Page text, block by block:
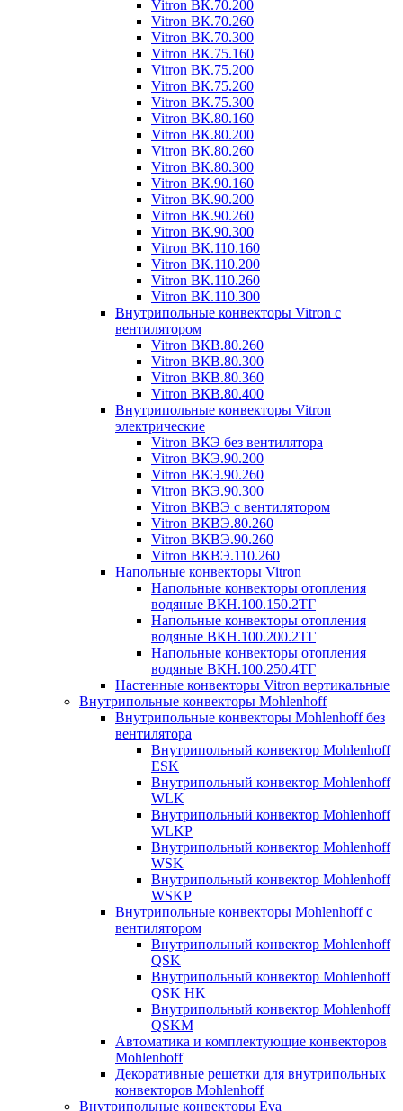
Vitron ВК.70.200
Vitron ВК.70.260
Vitron ВК.70.300
Vitron ВК.75.160
Vitron ВК.75.200
Vitron ВК.75.260
Vitron ВК.75.300
Vitron ВК.80.160
Vitron ВК.80.200
Vitron ВК.80.260
Vitron ВК.80.300
Vitron ВК.90.160
Vitron ВК.90.200
Vitron ВК.90.260
Vitron ВК.90.300
Vitron ВК.110.160
Vitron ВК.110.200
Vitron ВК.110.260
Vitron ВК.110.300
Внутрипольные конвекторы Vitron с
вентилятором
Vitron ВКВ.80.260
Vitron ВКВ.80.300
Vitron ВКВ.80.360
Vitron ВКВ.80.400
Внутрипольные конвекторы Vitron
электрические
Vitron ВКЭ без вентилятора
Vitron ВКЭ.90.200
Vitron ВКЭ.90.260
Vitron ВКЭ.90.300
Vitron ВКВЭ с вентилятором
Vitron ВКВЭ.80.260
Vitron ВКВЭ.90.260
Vitron ВКВЭ.110.260
Напольные конвекторы Vitron
Напольные конвекторы отопления
водяные ВКН.100.150.2ТГ
Напольные конвекторы отопления
водяные ВКН.100.200.2ТГ
Напольные конвекторы отопления
водяные ВКН.100.250.4ТГ
Настенные конвекторы Vitron вертикальные
Внутрипольные конвекторы Mohlenhoff
Внутрипольные конвекторы Mohlenhoff без
вентилятора
Внутрипольный конвектор Mohlenhoff
ESK
Внутрипольный конвектор Mohlenhoff
WLK
Внутрипольный конвектор Mohlenhoff
WLKP
Внутрипольный конвектор Mohlenhoff
WSK
Внутрипольный конвектор Mohlenhoff
WSKP
Внутрипольные конвекторы Mohlenhoff с
вентилятором
Внутрипольный конвектор Mohlenhoff
QSK
Внутрипольный конвектор Mohlenhoff
QSK HK
Внутрипольный конвектор Mohlenhoff
QSKM
Автоматика и комплектующие конвекторов
Mohlenhoff
Декоративные решетки для внутрипольных
конвекторов Mohlenhoff
Внутрипольные конвекторы Eva